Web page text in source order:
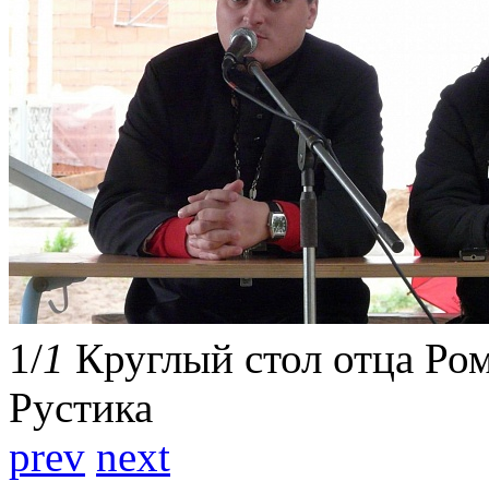
1/1 Круглый стол отца
Рустика
prev next